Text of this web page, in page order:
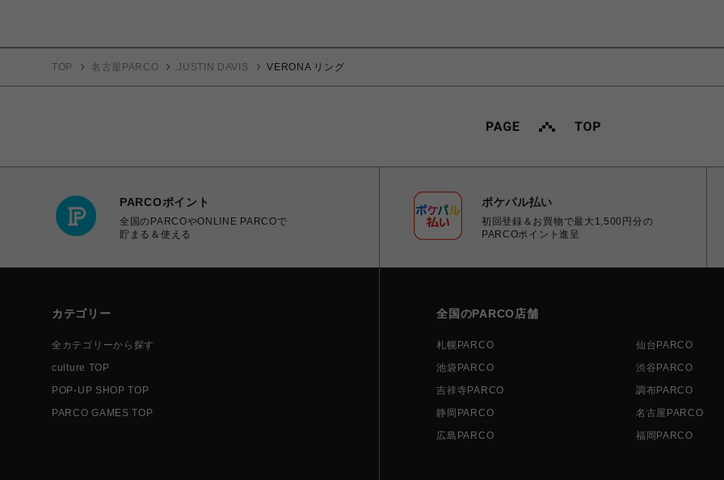
TOP 名古屋PARCO JUSTIN DAVIS VERONA リング
PARCOポイント
全国のPARCOやONLINE PARCOで
貯まる＆使える
ポケパル払い
初回登録＆お買物で最大1,500円分の
PARCOポイント進呈
カテゴリー
全カテゴリーから探す
culture TOP
POP-UP SHOP TOP
PARCO GAMES TOP
全国のPARCO店舗
札幌PARCO 仙台PARCO
池袋PARCO
渋谷PARCO
吉祥寺PARCO
調布PARCO
静岡PARCO
名古屋PARCO
広島PARCO
福岡PARCO